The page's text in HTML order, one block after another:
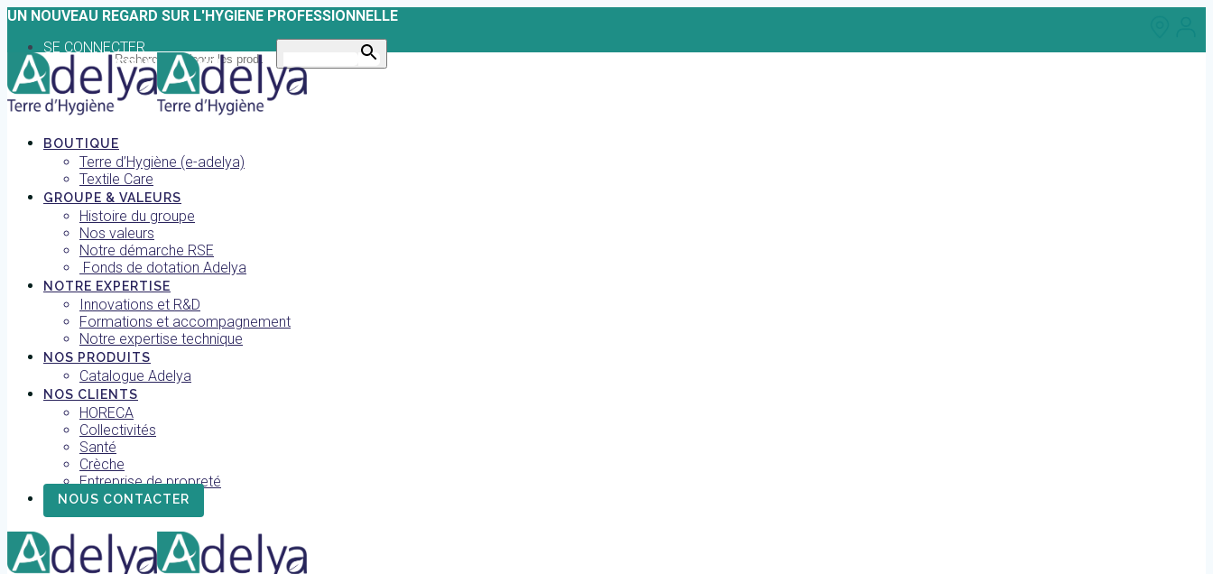
Skip
content
UN NOUVEAU REGARD SUR L'HYGIENE PROFESSIONNELLE
Search for:
SE CONNECTER
TROUVER UNE AGENCE
BOUTIQUE
Terre d’Hygiène (e-adelya)
Textile Care
GROUPE & VALEURS
Histoire du groupe
Nos valeurs
Notre démarche RSE
Fonds de dotation Adelya
NOTRE EXPERTISE
Innovations et R&D
Formations et accompagnement
Notre expertise technique
NOS PRODUITS
Catalogue Adelya
NOS CLIENTS
HORECA
Collectivités
Santé
Crèche
Entreprise de propreté
NOUS CONTACTER